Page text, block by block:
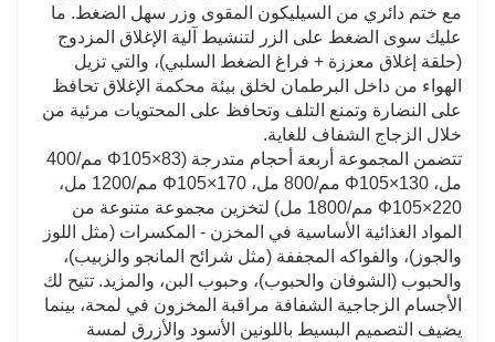
لتحسين مساحة التخزين.
✅سهلة التنظيف والاستخدام- المكونات الزجاجية
والسيليكونية هي آمنة للاستخدام في غسالة الأطباق (يوصى
باستخدامها في الرف العلوي)أو قابلة للغسل اليدوي؛ إغلاق
مفرغ من الهواء بلمسة واحدة لتشغيل سهل.
مع ختم دائري من السيليكون المقوى وزر سهل الضغط. ما
عليك سوى الضغط على الزر لتنشيط آلية الإغلاق المزدوج
(حلقة إغلاق معززة + فراغ الضغط السلبي)، والتي تزيل
الهواء من داخل البرطمان لخلق بيئة محكمة الإغلاق تحافظ
على النضارة وتمنع التلف وتحافظ على المحتويات مرئية من
خلال الزجاج الشفاف للغاية.
تتضمن المجموعة أربعة أحجام متدرجة (Φ105×83 مم/400
مل، Φ105×130 مم/800 مل، Φ105×170 مم/1200 مل،
Φ105×220 مم/1800 مل) لتخزين مجموعة متنوعة من
المواد الغذائية الأساسية في المخزن - المكسرات (مثل اللوز
والجوز)، والفواكه المجففة (مثل شرائح المانجو والزبيب)،
والحبوب (الشوفان والحبوب)، وحبوب البن، والمزيد. تتيح لك
الأجسام الزجاجية الشفافة مراقبة المخزون في لمحة، بينما
يضيف التصميم البسيط باللونين الأسود والأزرق لمسة